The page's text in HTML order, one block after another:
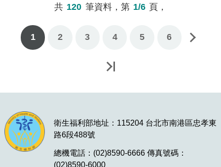
共 120 筆資料，第 1/6 頁，
1 2 3 4 5 6
下一頁
衛生福利部地址：115204 台北市南港區忠孝東
路6段488號
總機電話：(02)8590-6666 傳真號碼：
(02)8590-6000